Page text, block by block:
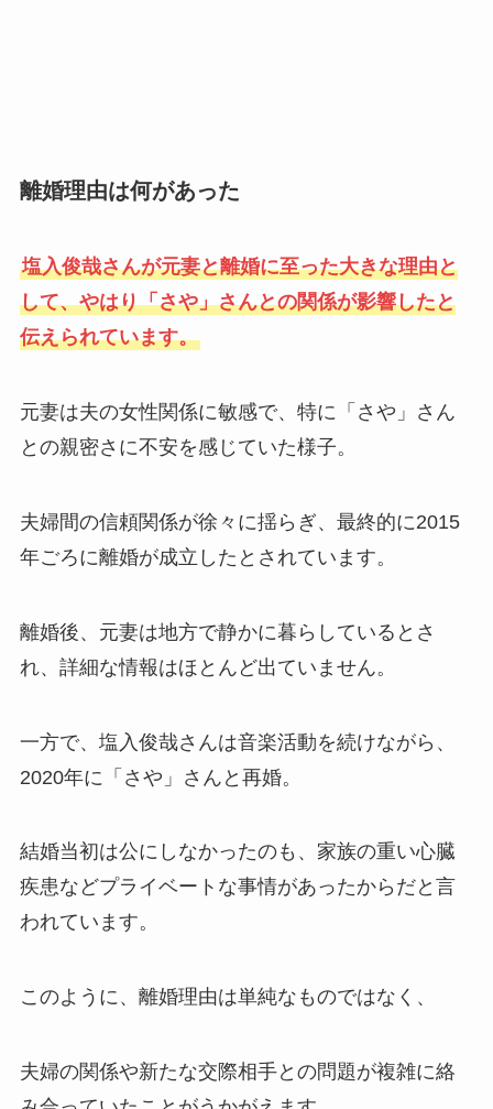
離婚理由は何があった
塩入俊哉さんが元妻と離婚に至った大きな理由と
して、やはり「さや」さんとの関係が影響したと
伝えられています。
元妻は夫の女性関係に敏感で、特に「さや」さん
との親密さに不安を感じていた様子。
夫婦間の信頼関係が徐々に揺らぎ、最終的に2015
年ごろに離婚が成立したとされています。
離婚後、元妻は地方で静かに暮らしているとさ
れ、詳細な情報はほとんど出ていません。
一方で、塩入俊哉さんは音楽活動を続けながら、
2020年に「さや」さんと再婚。
結婚当初は公にしなかったのも、家族の重い心臓
疾患などプライベートな事情があったからだと言
われています。
このように、離婚理由は単純なものではなく、
夫婦の関係や新たな交際相手との問題が複雑に絡